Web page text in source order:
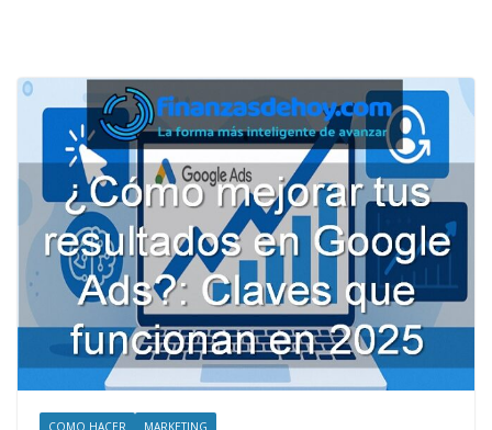
COMO HACER MARKETING